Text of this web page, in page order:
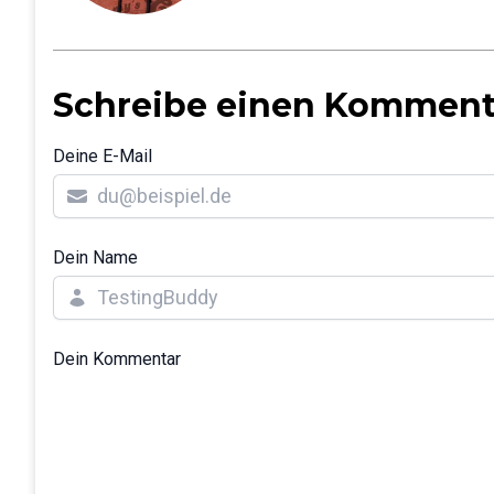
Schreibe einen
Deine E-Mail
Dein Name
Dein Kommentar